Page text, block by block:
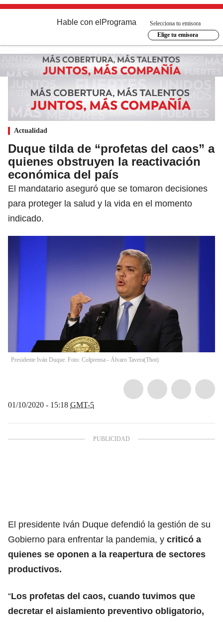
Hable con el Programa
Selecciona tu emisora
Elige tu emisora
Actualidad
Duque tilda de “profetas del caos” a
quienes obstruyen la reactivación
económica del país
El mandatario aseguró que se tomaron decisiones
para proteger la salud y la vida en el momento
indicado.
Presidente Iván Duque. Foto: Colprensa - Álvaro Tavera(Thot)
01/10/2020 - 15:18 GMT-5
El presidente Iván Duque defendió la gestión de su
Gobierno para enfrentar la pandemia, y criticó a
quienes se oponen a la reapertura de sectores
productivos.
“Los profetas del caos, cuando tuvimos que
decretar el aislamiento preventivo obligatorio,